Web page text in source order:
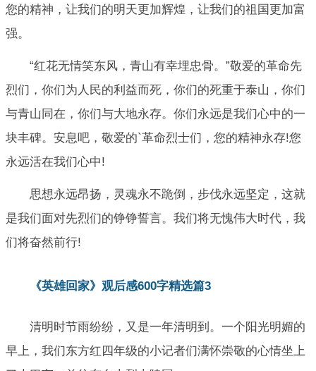
您的精神，让我们的明天更加辉煌，让我们的祖国更加富
强。
“红花无情笑东风，青山有幸埋忠骨。”敬爱的革命先
烈们，你们为人民的利益而死，你们的死重于泰山，你们
与青山同在，你们与大地永存。你们永远是我们心中的一
块丰碑。安息吧，敬爱的`革命烈士们，您的精神永存!您
永远活在我们心中!
思想永远昂扬，灵魂永不跪倒，步伐永远坚定，这就
是我们面对先烈们的铮铮誓言。我们将无愧伟大时代，我
们将奋然前行!
《英雄回家》观后感600字精选篇3
清明时节雨纷纷，又是一年清明到。一个阳光明媚的
早上，我们东方红四年级的小记者们满怀崇敬的心情坐上